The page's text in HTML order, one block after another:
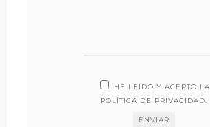
HE LEÍDO Y ACEPTO LA
POLÍTICA DE PRIVACIDAD.